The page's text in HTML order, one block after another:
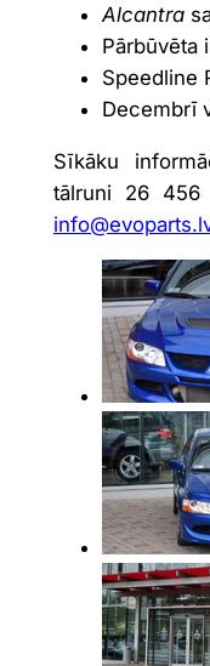
Alcantra
Pārbūvēta
Speedline
Decembrī
Sīkāku
tālruni 26 456